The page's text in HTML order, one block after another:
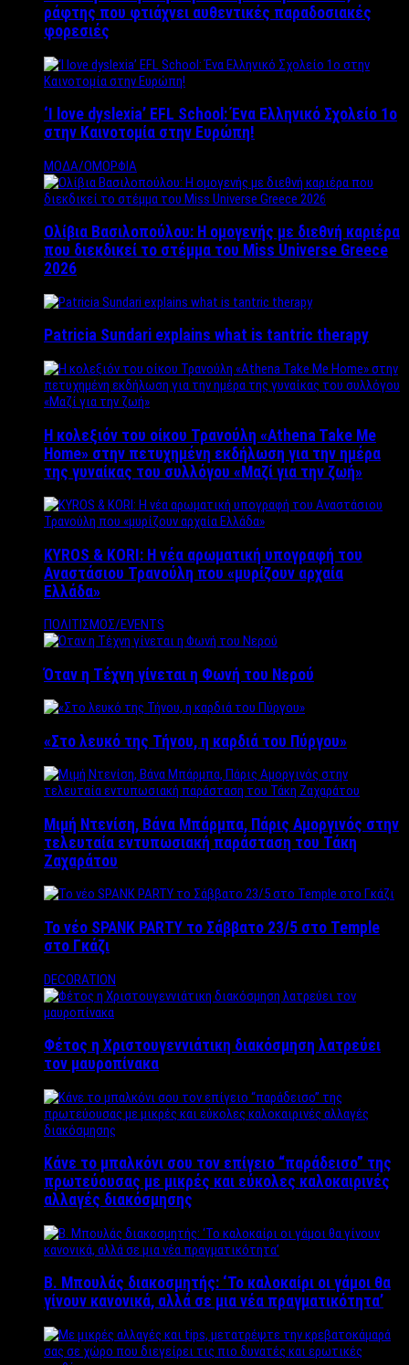
ράφτης που φτιάχνει αυθεντικές παραδοσιακές
φορεσιές
‘Ι love dyslexia’ EFL School: Ένα Ελληνικό Σχολείo 1ο
στην Καινοτομία στην Ευρώπη!
ΜΟΔΑ/ΟΜΟΡΦΙΑ
Ολίβια Βασιλοπούλου: Η ομογενής με διεθνή καριέρα
που διεκδικεί το στέμμα του Miss Universe Greece
2026
Patricia Sundari explains what is tantric therapy
Η κολεξιόν του οίκου Τρανούλη «Athena Take Me
Home» στην πετυχημένη εκδήλωση για την ημέρα
της γυναίκας του συλλόγου «Μαζί για την ζωή»
KYROS & KORI: Η νέα αρωματική υπογραφή του
Αναστάσιου Τρανούλη που «μυρίζουν αρχαία
Ελλάδα»
ΠΟΛΙΤΙΣΜΟΣ/EVENTS
Όταν η Τέχνη γίνεται η Φωνή του Νερού
«Στο λευκό της Τήνου, η καρδιά του Πύργου»
Μιμή Ντενίση, Βάνα Μπάρμπα, Πάρις Αμοργινός στην
τελευταία εντυπωσιακή παράσταση του Τάκη
Ζαχαράτου
Το νέο SPANK PARTY το Σάββατο 23/5 στο Temple
στο Γκάζι
DECORATION
Φέτος η Χριστουγεννιάτικη διακόσμηση λατρεύει
τον μαυροπίνακα
Κάνε το μπαλκόνι σου τον επίγειο “παράδεισο” της
πρωτεύουσας με μικρές και εύκολες καλοκαιρινές
αλλαγές διακόσμησης
Β. Μπουλάς διακοσμητής: ‘Το καλοκαίρι οι γάμοι θα
γίνουν κανονικά, αλλά σε μια νέα πραγματικότητα’